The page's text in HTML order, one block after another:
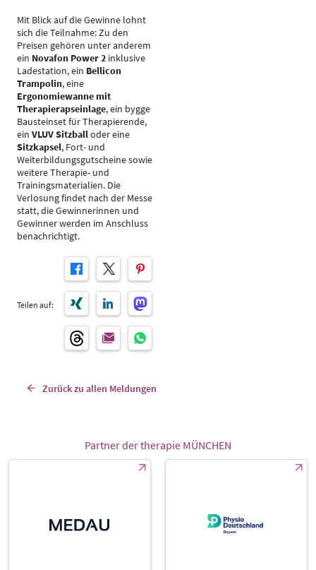
Mit Blick auf die Gewinne lohnt
sich die Teilnahme: Zu den
Preisen gehören unter anderem
ein Novafon Power 2 inklusive
Ladestation, ein Bellicon
Trampolin, eine
Ergonomiewanne mit
Therapierapseinlage, ein bygge
Bausteinset für Therapierende,
ein VLUV Sitzballoder eine
Sitzkapsel, Fort- und
Weiterbildungsgutscheine sowie
weitere Therapie- und
Trainingsmaterialien. Die
Verlosung findet nach der Messe
statt, die Gewinnerinnen und
Gewinner werden im Anschluss
benachrichtigt.
Teilen auf:
Zurück zu allen Meldungen
Partner der therapie MÜNCHEN